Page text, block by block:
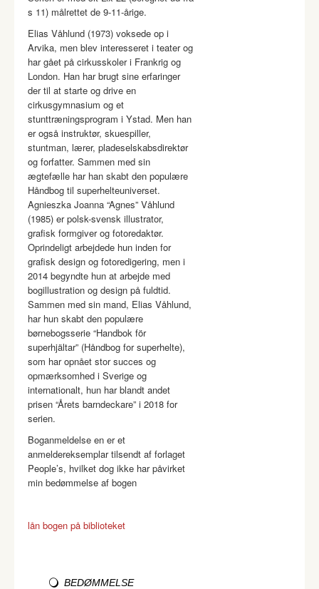
s 11) målrettet de 9-11-årige.
Elias Våhlund (1973) voksede op i
Arvika, men blev interesseret i teater og
har gået på cirkusskoler i Frankrig og
London. Han har brugt sine erfaringer
der til at starte og drive en
cirkusgymnasium og et
stunttræningsprogram i Ystad. Men han
er også instruktør, skuespiller,
stuntman, lærer, pladeselskabsdirektør
og forfatter. Sammen med sin
ægtefælle har han skabt den populære
Håndbog til superhelteuniverset.
Agnieszka Joanna “Agnes” Våhlund
(1985) er polsk-svensk illustrator,
grafisk formgiver og fotoredaktør.
Oprindeligt arbejdede hun inden for
grafisk design og fotoredigering, men i
2014 begyndte hun at arbejde med
bogillustration og design på fuldtid.
Sammen med sin mand, Elias Våhlund,
har hun skabt den populære
børnebogsserie “Handbok för
superhjältar” (Håndbog for superhelte),
som har opnået stor succes og
opmærksomhed i Sverige og
internationalt, hun har blandt andet
prisen “Årets barndeckare” i 2018 for
serien.
Boganmeldelse en er et
anmeldereksemplar tilsendt af forlaget
People’s, hvilket dog ikke har påvirket
min bedømmelse af bogen
lån bogen på biblioteket
BEDØMMELSE